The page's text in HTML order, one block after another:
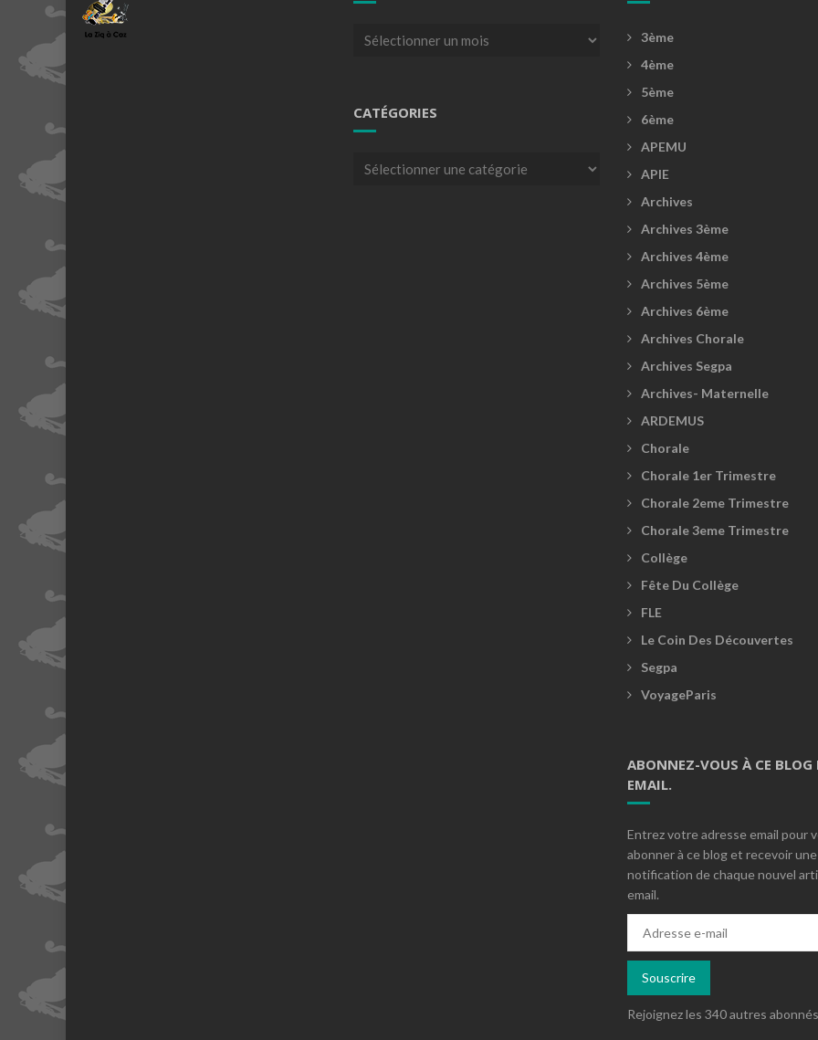
Archives
CATÉGORIES
Catégories
3ème
4ème
5ème
6ème
APEMU
APIE
Archives
Archives 3ème
Archives 4ème
Archives 5ème
Archives 6ème
Archives Chorale
Archives Segpa
Archives- Maternelle
ARDEMUS
Chorale
Chorale 1er Trimestre
Chorale 2eme Trimestre
Chorale 3eme Trimestre
Collège
Fête Du Collège
FLE
Le Coin Des Découvertes
Segpa
VoyageParis
ABONNEZ-VOUS À CE BLOG
EMAIL.
Entrez votre adresse email pour
abonner à ce blog et recevoir une
notification de chaque nouvel
email.
mail
Souscrire
Rejoignez les 340 autres abonnés